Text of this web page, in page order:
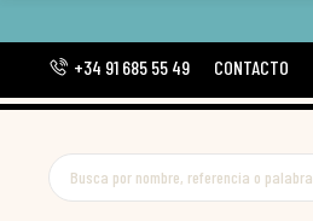
+34 91 685 55 49
CONTACTO